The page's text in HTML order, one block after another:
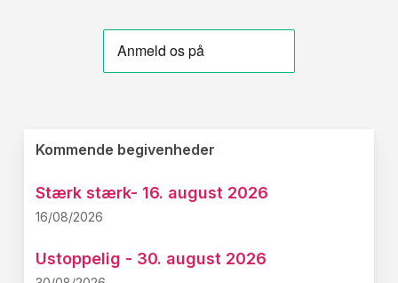
Kommende begivenheder
Stærk stærk- 16. august 2026
16/08/2026
Ustoppelig - 30. august 2026